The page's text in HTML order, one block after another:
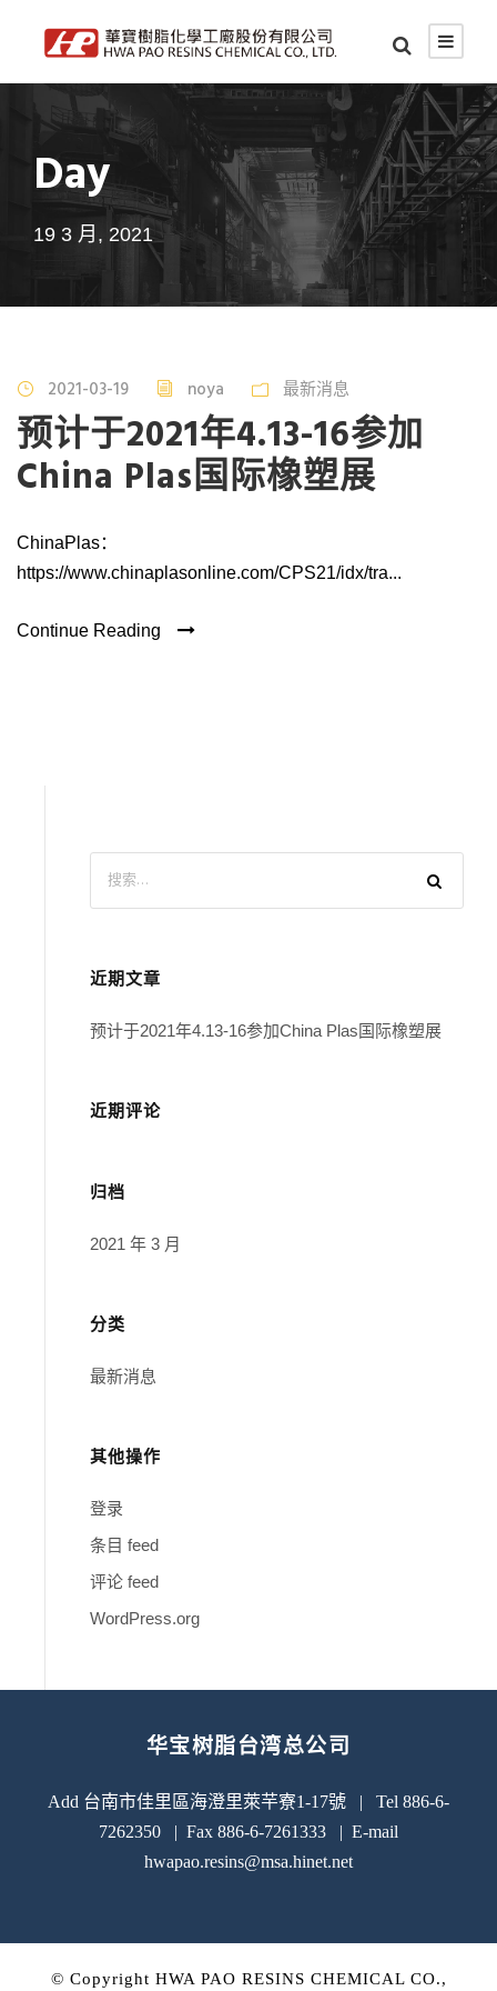
Day
19 3 月, 2021
2021-03-19 noya 最新消息
预计于2021年4.13-16参加
China Plas国际橡塑展
ChinaPlas：
https://www.chinaplasonline.com/CPS21/idx/tra...
Continue Reading
近期文章
预计于2021年4.13-16参加China Plas国际橡塑展
近期评论
归档
2021 年 3 月
分类
最新消息
其他操作
登录
条目 feed
评论 feed
WordPress.org
华宝树脂台湾总公司
Add 台南市佳里區海澄里萊芉寮1-17號 | Tel 886-6-
7262350 | Fax 886-6-7261333 | E-mail
hwapao.resins@msa.hinet.net
© Copyright HWA PAO RESINS CHEMICAL CO.,